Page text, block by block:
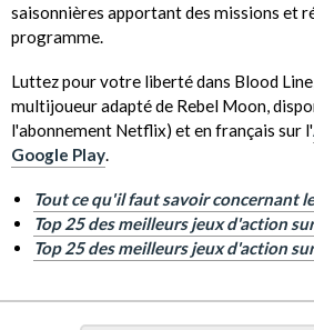
saisonnières apportant des missions et
programme.
Luttez pour votre liberté dans Blood
multijoueur adapté de Rebel Moon,
l'abonnement Netflix) et en français sur l'
Google Play.
Tout ce qu'il faut savoir concernant
Top 25 des meilleurs jeux d'action
Top 25 des meilleurs jeux d'action